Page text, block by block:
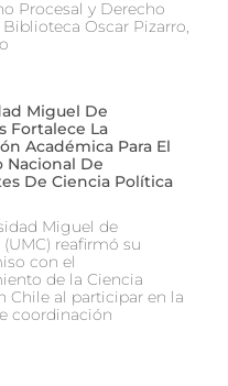
Procesal y Derecho
Oscar Pizarro,
Miguel De
Fortalece La
Académica Para El
Nacional De
De Ciencia Política
Miguel de
(UMC) reafirmó su
con el
de la Ciencia
Chile al participar en la
coordinación